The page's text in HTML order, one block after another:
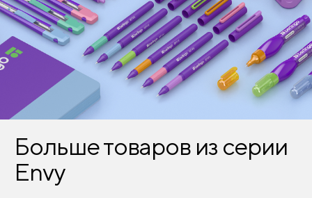
Больше товаров из серии
Envy